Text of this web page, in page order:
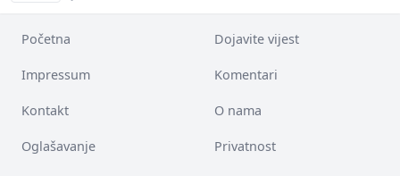
Početna Dojavite vijest
Impressum Komentari
Kontakt O nama
Oglašavanje Privatnost